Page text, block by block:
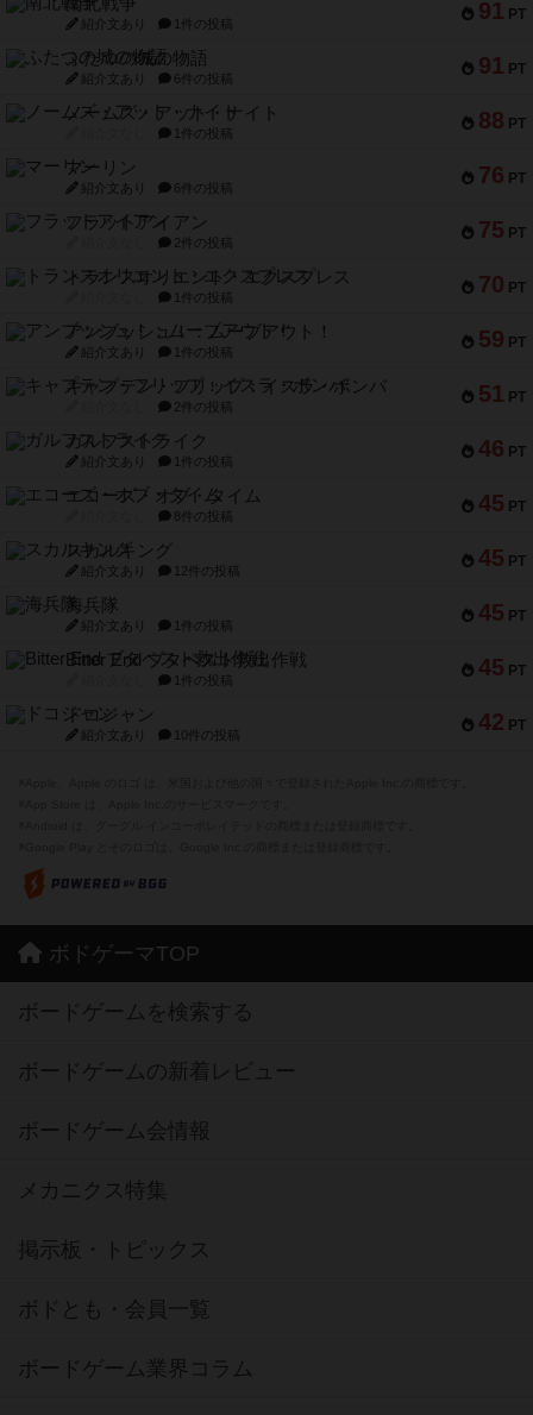
91 PT
南北戦争
紹介文あり 1件の投稿
91 PT
ふたつの城の物語
紹介文あり 6件の投稿
88 PT
ノームズ・アット・ナイト
1件の投稿
76 PT
マーリン
紹介文あり 6件の投稿
75 PT
フラットアイアン
2件の投稿
70 PT
トランスオリエント・エクスプレス
1件の投稿
59 PT
アンブッシュ！：ムーブアウト！
紹介文あり 1件の投稿
51 PT
キャプテン・フリップ：イスラ・ボンバ
2件の投稿
46 PT
ガルフストライク
紹介文あり 1件の投稿
45 PT
エコーズ・オブ・タイム
8件の投稿
45 PT
スカルキング
紹介文あり 12件の投稿
45 PT
海兵隊
紹介文あり 1件の投稿
45 PT
Bitter End ブタペスト救出作戦
1件の投稿
42 PT
ドコジャン
紹介文あり 10件の投稿
ボドゲーマTOP
ボードゲームを検索する
ボードゲームの新着レビュー
ボードゲーム会情報
メカニクス特集
掲示板・トピックス
ボドとも・会員一覧
ボードゲーム業界コラム